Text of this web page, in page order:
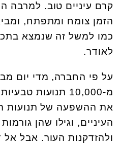
קרם עיניים טוב. למרבה
הזמן צומח ומתפתח,
כמו למשל זה שנמצא
לאודר.
על פי החברה, מדי יום
מ-10,000 תנועות
את ההשפעה של תנועות
העיניים, וגילו שהן